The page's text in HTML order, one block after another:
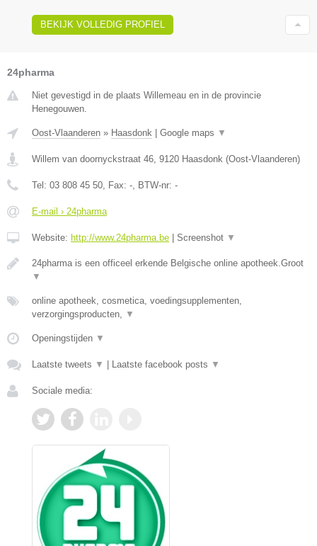
BEKIJK VOLLEDIG PROFIEL
24pharma
Niet gevestigd in de plaats Willemeau en in de provincie
Henegouwen.
Oost-Vlaanderen » Haasdonk Google maps ▼
Willem van doornyckstraat 46, 9120 Haasdonk (Oost-Vlaanderen)
Tel: 03 808 45 50, Fax: -, BTW-nr: -
E-mail › 24pharma
Website: http://www.24pharma.be Screenshot ▼
24pharma is een officeel erkende Belgische online apotheek.Groot
▼
online apotheek, cosmetica, voedingsupplementen,
verzorgingsproducten, ▼
Openingstijden ▼
Laatste tweets ▼ Laatste facebook posts ▼
Sociale media: